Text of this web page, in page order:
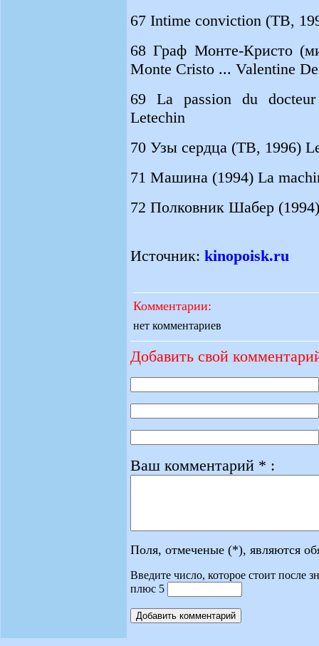
67 Intime conviction (ТВ,
68 Граф Монте-Кристо
Monte Cristo ... Valentine
69 La passion du
Letechin
70 Узы сердца (ТВ, 1996)
71 Машина (1994) La
72 Полковник Шабер
Источник: kinopoisk.ru
Комментарии:
нет комментариев
Добавить свой
Ваш комментарий * :
Поля, отмеченые (*), являются
Введите число, которое стоит после
плюс 5